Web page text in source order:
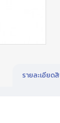
รายละเอียด